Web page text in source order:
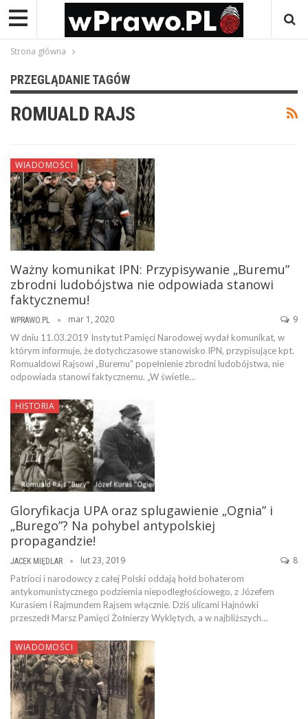
Strona główna
PRZEGLĄDANIE TAGÓW
ROMUALD RAJS
WIADOMOŚCI
Ważny komunikat IPN: Przypisywanie „Buremu”
zbrodni ludobójstwa nie odpowiada stanowi
faktycznemu!
WPRAWO.PL mar 1, 2020 9
W dniu 11.03.2019 Instytut Pamięci Narodowej wydał komunikat, w
którym informuje, że dotychczasowe stanowisko IPN, przypisujące kpt.
Romualdowi Rajsowi „Buremu” popełnienie zbrodni ludobójstwa, nie
odpowiada stanowi faktycznemu. „W świetle…
HISTORIA
Gloryfikacja UPA oraz splugawienie „Ognia” i
„Burego”? Na pohybel antypolskiej
propagandzie!
JACEK MIĘDLAR lut 23, 2019 8
Patrioci i narodowcy z całej Polski oddają hołd bohaterom
antykomunistycznego podziemia niepodległościowego, z Józefem
Kurasiem i Rajmundem Rajsem włącznie. Dziś ulicami Hajnówki
przeszedł Marsz Pamięci Żołnierzy Wyklętych, a w najbliższych…
WIADOMOŚCI